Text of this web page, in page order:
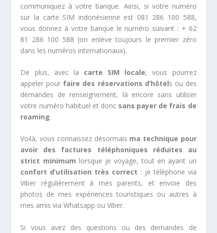
communiquez à votre banque. Ainsi, si votre numéro
sur la carte SIM indonésienne est 081 286 100 588,
vous donnez à votre banque le numéro suivant : + 62
81 286 100 588 (on enlève toujours le premier zéro
dans les numéros internationaux).
De plus, avec la carte SIM locale, vous pourrez
appeler pour faire des réservations d’hôtels ou des
demandes de renseignement, là encore sans utiliser
votre numéro habituel et donc sans payer de frais de
roaming.
Voilà, vous connaissez désormais ma technique pour
avoir des factures téléphoniques réduites au
strict minimum lorsque je voyage, tout en ayant un
confort d’utilisation très correct : je téléphone via
Viber régulièrement à mes parents, et envoie des
photos de mes expériences touristiques ou autres à
mes amis via Whatsapp ou Viber.
Si vous avez des questions ou des demandes de